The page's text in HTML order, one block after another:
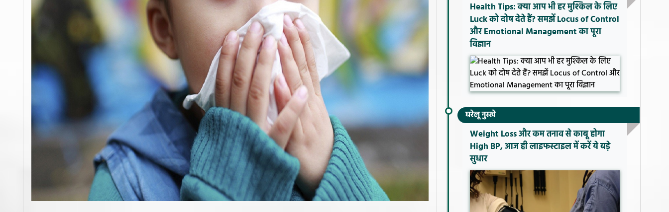
Health Tips: क्या आप भी हर मुश्किल के लिए
Luck को दोष देते हैं? समझें Locus of Control
और Emotional Management का पूरा
विज्ञान
घरेलू नुस्खे
Weight Loss और कम तनाव से काबू होगा
High BP, आज ही लाइफस्टाइल में करें ये बड़े
सुधार